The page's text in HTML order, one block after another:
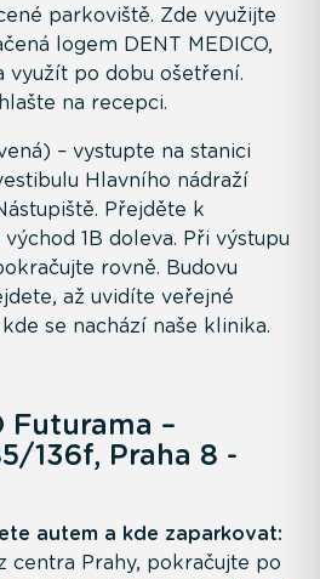
parkoviště. Zde využijte
logem DENT MEDICO,
využít po dobu ošetření.
na recepci.
– vystupte na stanici
Hlavního nádraží
Přejděte k
1B doleva. Při výstupu
rovně. Budovu
až uvidíte veřejné
se nachází naše klinika.
Futurama –
136f, Praha 8 -
autem a kde zaparkovat:
centra Prahy, pokračujte po